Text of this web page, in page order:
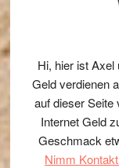
Hi, hier ist Axel
Geld verdienen
auf dieser Seite
Internet Geld
Geschmack
Nimm